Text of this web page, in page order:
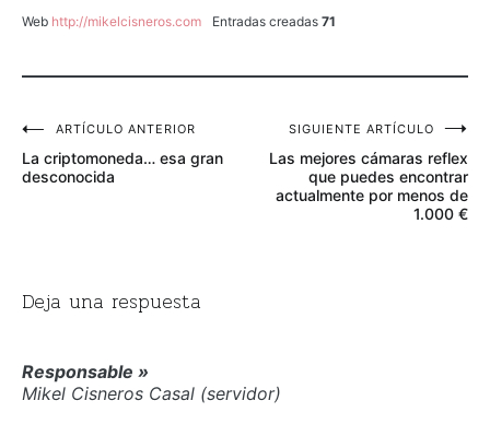
Web http://mikelcisneros.com Entradas creadas 71
Navegación
de
ARTÍCULO ANTERIOR
La criptomoneda… esa gran
desconocida
SIGUIENTE ARTÍCULO
Las mejores cámaras reflex
que puedes encontrar
actualmente por menos de
1.000 €
Deja una respuesta
Responsable »
Mikel Cisneros Casal (servidor)